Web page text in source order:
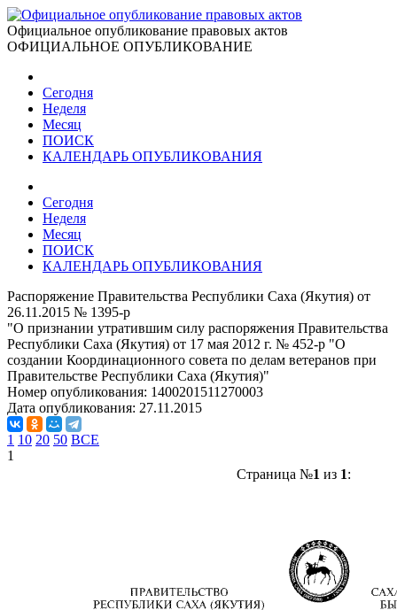
Официальное опубликование правовых актов
ОФИЦИАЛЬНОЕ ОПУБЛИКОВАНИЕ
Сегодня
Неделя
Месяц
ПОИСК
КАЛЕНДАРЬ ОПУБЛИКОВАНИЯ
Сегодня
Неделя
Месяц
ПОИСК
КАЛЕНДАРЬ ОПУБЛИКОВАНИЯ
Распоряжение Правительства Республики Саха (Якутия) от
26.11.2015 № 1395-р
"О признании утратившим силу распоряжения Правительства
Республики Саха (Якутия) от 17 мая 2012 г. № 452-р "О
создании Координационного совета по делам ветеранов при
Правительстве Республики Саха (Якутия)"
Номер опубликования: 1400201511270003
Дата опубликования: 27.11.2015
1 10 20 50 ВСЕ
1
Страница №1 из 1: